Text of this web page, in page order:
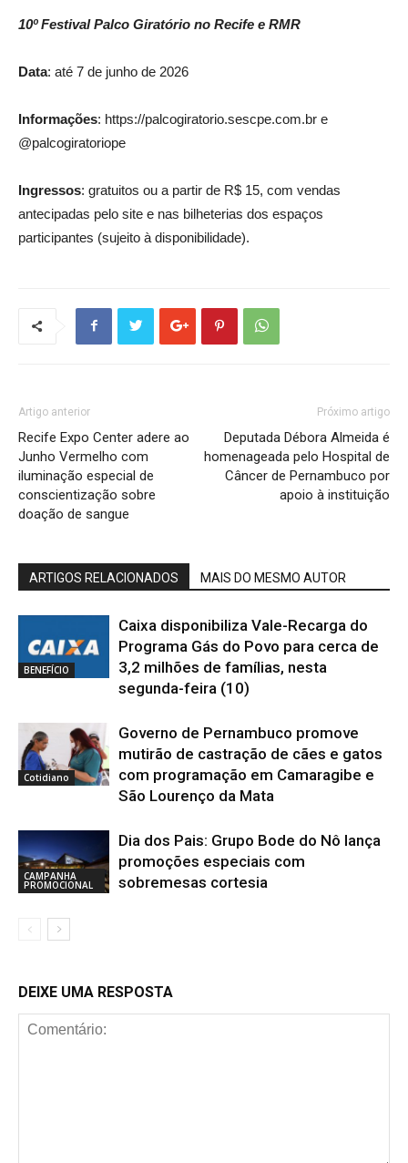
10º Festival Palco Giratório no Recife e RMR
Data: até 7 de junho de 2026
Informações: https://palcogiratorio.sescpe.com.br e
@palcogiratoriope
Ingressos: gratuitos ou a partir de R$ 15, com vendas
antecipadas pelo site e nas bilheterias dos espaços
participantes (sujeito à disponibilidade).
Artigo anterior
Recife Expo Center adere ao
Junho Vermelho com
iluminação especial de
conscientização sobre
doação de sangue
Próximo artigo
Deputada Débora Almeida é
homenageada pelo Hospital de
Câncer de Pernambuco por
apoio à instituição
ARTIGOS RELACIONADOS MAIS DO MESMO AUTOR
BENEFÍCIO
Caixa disponibiliza Vale-Recarga do
Programa Gás do Povo para cerca de
3,2 milhões de famílias, nesta
segunda-feira (10)
Cotidiano
Governo de Pernambuco promove
mutirão de castração de cães e gatos
com programação em Camaragibe e
São Lourenço da Mata
CAMPANHA
PROMOCIONAL
Dia dos Pais: Grupo Bode do Nô lança
promoções especiais com
sobremesas cortesia
DEIXE UMA RESPOSTA